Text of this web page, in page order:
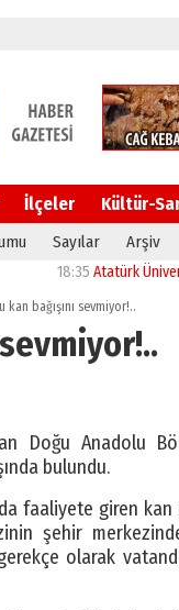
İlçeler Kültür-
Sayılar Arşiv
Atatürk
kan bağışını sevmiyor!..
Doğu Anadolu
bulundu.
faaliyete giren
şehir
olarak